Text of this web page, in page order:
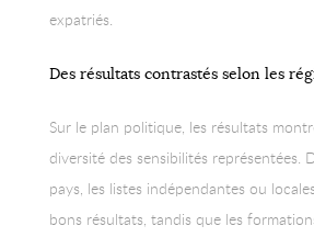
expatriés.
Des résultats contrastés selon les
Sur le plan politique, les résultats
diversité des sensibilités représentées.
pays, les listes indépendantes ou
bons résultats, tandis que les